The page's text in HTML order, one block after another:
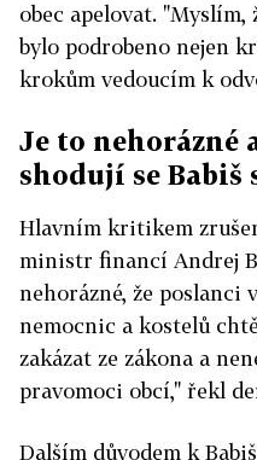
obec apelovat.
bylo podrobeno nejen
krokům vedoucím k
Je to nehorázné
shodují se Babiš
Hlavním kritikem
ministr financí Andrej
nehorázné, že poslanci
nemocnic a kostelů
zakázat ze zákona a
pravomoci obcí," řekl
Dalším důvodem k